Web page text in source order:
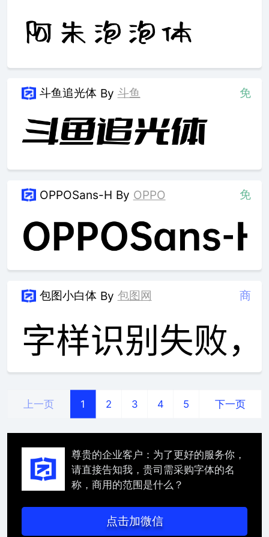
斗鱼追光体 By 斗鱼 免
OPPOSans-H By OPPO 免
包图小白体 By 包图网 商
上一页 1 2 3 4 5 下一页
尊贵的企业客户：为了更好的服务你，
请直接告知我，贵司需采购字体的名
称，商用的范围是什么？
点击加微信